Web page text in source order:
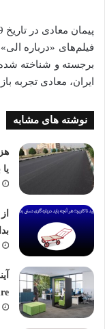
فیلم‌های «درباره
برجسته و شناخته‌
ایران، معادی تجربه
نوشته های مشابه